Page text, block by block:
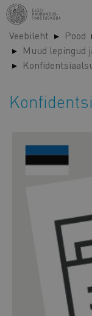
Liigu
edasi
põhisisu
juurde
Veebileht Pood
Muud lepingud